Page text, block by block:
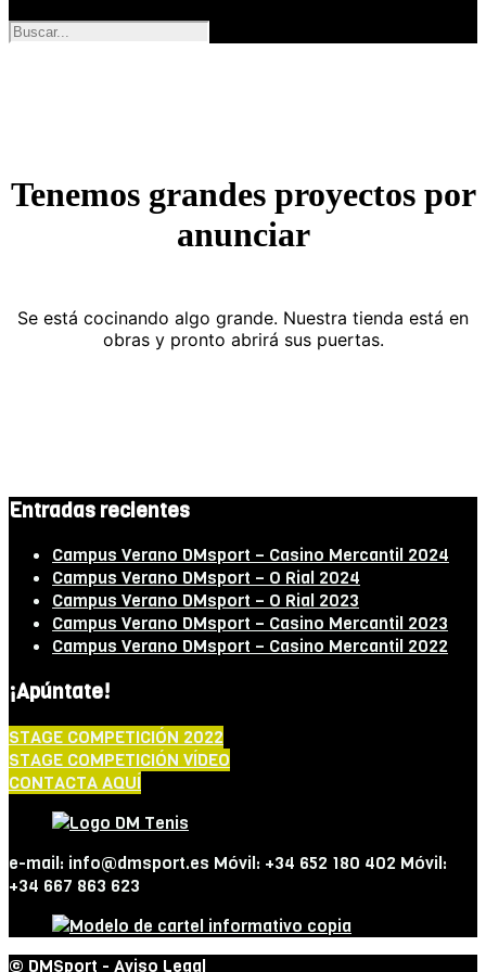
Tenemos grandes proyectos por
anunciar
Se está cocinando algo grande. Nuestra tienda está en
obras y pronto abrirá sus puertas.
Entradas recientes
Campus Verano DMsport – Casino Mercantil 2024
Campus Verano DMsport – O Rial 2024
Campus Verano DMsport – O Rial 2023
Campus Verano DMsport – Casino Mercantil 2023
Campus Verano DMsport – Casino Mercantil 2022
¡Apúntate!
STAGE COMPETICIÓN 2022
STAGE COMPETICIÓN VÍDEO
CONTACTA AQUÍ
e-mail: info@dmsport.es Móvil: +34 652 180 402 Móvil:
+34 667 863 623
© DMSport - Aviso Legal